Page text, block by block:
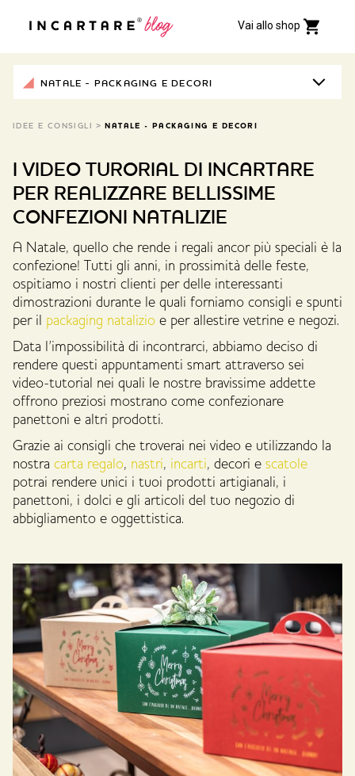
Vai allo shop
NATALE - PACKAGING E DECORI
IDEE E CONSIGLI > NATALE - PACKAGING E DECORI
I VIDEO TURORIAL DI INCARTARE
PER REALIZZARE BELLISSIME
CONFEZIONI NATALIZIE
A Natale, quello che rende i regali ancor più speciali è la
confezione! Tutti gli anni, in prossimità delle feste,
ospitiamo i nostri clienti per delle interessanti
dimostrazioni durante le quali forniamo consigli e spunti
per il packaging natalizio e per allestire vetrine e negozi.
Data l’impossibilità di incontrarci, abbiamo deciso di
rendere questi appuntamenti smart attraverso sei
video-tutorial nei quali le nostre bravissime addette
offrono preziosi mostrano come confezionare
panettoni e altri prodotti.
Grazie ai consigli che troverai nei video e utilizzando la
nostra carta regalo, nastri, incarti, decori e scatole
potrai rendere unici i tuoi prodotti artigianali, i
panettoni, i dolci e gli articoli del tuo negozio di
abbigliamento e oggettistica.